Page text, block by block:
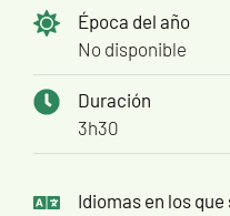
Época del año
No disponible
Duración
3h30
Idiomas en los